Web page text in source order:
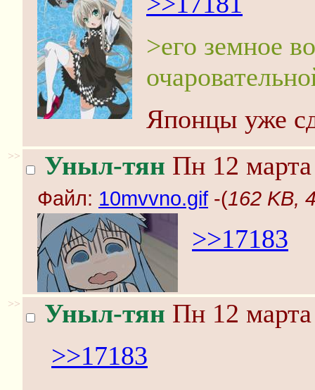
>его земное
Японцы уже
>> Уныл-тян Пн 12
Файл: 10mvvno.gif -(162 KB,
>>17183
>> Уныл-тян Пн 12
>>17183